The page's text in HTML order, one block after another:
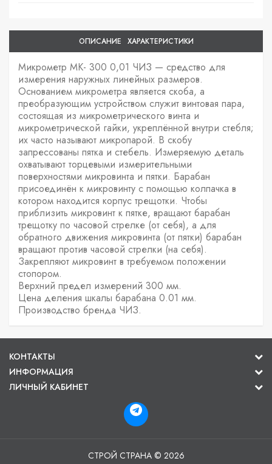
ОПИСАНИЕ ХАРАКТЕРИСТИКИ
Микрометр МК- 300 0,01 ЧИЗ — средство для
измерения наружных линейных размеров.
Основанием микрометра является скоба, а
преобразующим устройством служит винтовая пара,
состоящая из микрометрического винта и
микрометрической гайки, укреплённой внутри стебля;
их часто называют микропарой. В скобу
запрессованы пятка и стебель. Измеряемую деталь
охватывают торцевыми измерительными
поверхностями микровинта и пятки. Барабан
присоединён к микровинту с помощью колпачка в
котором находится корпус трещотки. Чтобы
приблизить микровинт к пятке, вращают барабан
трещотку по часовой стрелке (от себя), а для
обратного движения микровинта (от пятки) барабан
вращают против часовой стрелки (на себя).
Закрепляют микровинт в требуемом положении
стопором.
Верхний предел измерений 300 мм.
Цена деления шкалы барабана 0.01 мм.
Производство бренда ЧИЗ.
КОНТАКТЫ
ИНФОРМАЦИЯ
ЛИЧНЫЙ КАБИНЕТ
СТРОЙ СТРАНА © 2026